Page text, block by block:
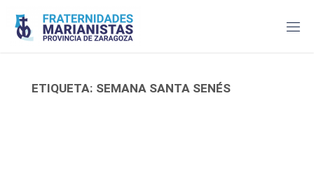
contenido
ETIQUETA: SEMANA SANTA SENÉS